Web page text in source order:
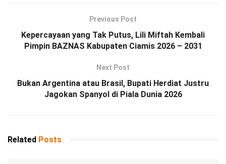
Previous Post
Kepercayaan yang Tak Putus, Lili Miftah Kembali
Pimpin BAZNAS Kabupaten Ciamis 2026 – 2031
Next Post
Bukan Argentina atau Brasil, Bupati Herdiat Justru
Jagokan Spanyol di Piala Dunia 2026
Related Posts